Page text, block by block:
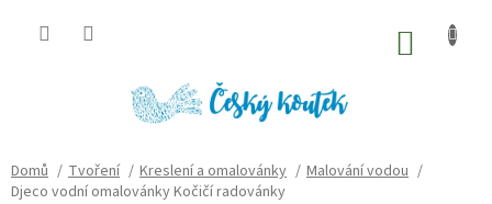
Domů / Tvoření / Kreslení a omalovánky / Malování vodou /
Djeco vodní omalovánky Kočičí radovánky